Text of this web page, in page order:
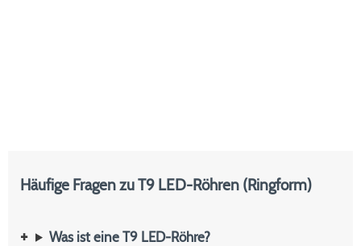
Häufige Fragen zu T9 LED-Röhren (Ringform)
Was ist eine T9 LED-Röhre?